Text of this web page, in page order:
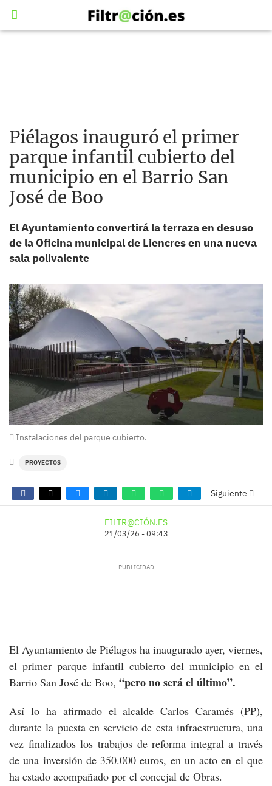
Piélagos inauguró el primer
parque infantil cubierto del
municipio en el Barrio San
José de Boo
El Ayuntamiento convertirá la terraza en desuso
de la Oficina municipal de Liencres en una nueva
sala polivalente
Instalaciones del parque cubierto.
PROYECTOS
Siguiente
FILTR@CIÓN.ES
21/03/26 - 09:43
El Ayuntamiento de Piélagos ha inaugurado ayer, viernes,
el primer parque infantil cubierto del municipio en el
Barrio San José de Boo, “pero no será el último”.
Así lo ha afirmado el alcalde Carlos Caramés (PP),
durante la puesta en servicio de esta infraestructura, una
vez finalizados los trabajos de reforma integral a través
de una inversión de 350.000 euros, en un acto en el que
ha estado acompañado por el concejal de Obras.